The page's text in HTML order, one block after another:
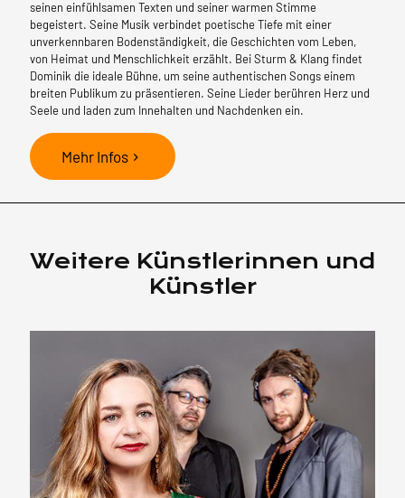
seinen einfühlsamen Texten und seiner warmen Stimme
begeistert. Seine Musik verbindet poetische Tiefe mit einer
unverkennbaren Bodenständigkeit, die Geschichten vom Leben,
von Heimat und Menschlichkeit erzählt. Bei Sturm & Klang findet
Dominik die ideale Bühne, um seine authentischen Songs einem
breiten Publikum zu präsentieren. Seine Lieder berühren Herz und
Seele und laden zum Innehalten und Nachdenken ein.
Mehr Infos
Weitere Künstlerinnen und
Künstler